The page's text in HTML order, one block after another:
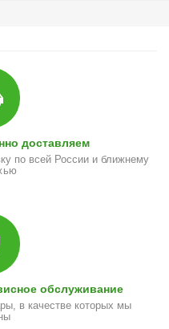
доставляем
по всей России и ближнему
обслуживание
в качестве которых мы